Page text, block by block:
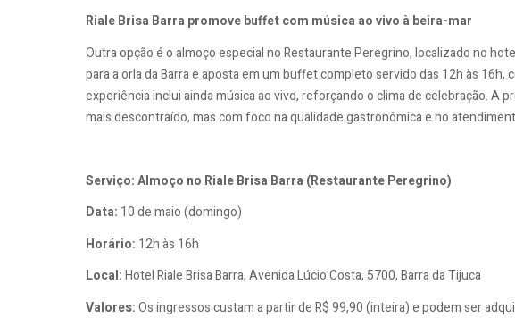
Riale Brisa Barra promove buffet com música ao vivo à beira-mar
Outra opção é o almoço especial no Restaurante Peregrino, localizado no
para a orla da Barra e aposta em um buffet completo servido das 12h às 16h,
experiência inclui ainda música ao vivo, reforçando o clima de celebração. A
mais descontraído, mas com foco na qualidade gastronômica e no
Serviço: Almoço no Riale Brisa Barra (Restaurante Peregrino)
Data: 10 de maio (domingo)
Horário: 12h às 16h
Local:Hotel Riale Brisa Barra, Avenida Lúcio Costa, 5700, Barra da Tijuca
Valores:Os ingressos custam a partir de R$ 99,90 (inteira) e podem ser